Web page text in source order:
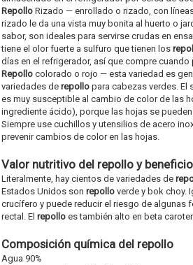
RepolloRizado — enrollado o rizado, con
rizado le da una vista muy bonita al huerto o
sabor, son ideales para servirse crudas en
tiene el olor fuerte a sulfuro que tienen los
días en el refrigerador, así que compre cuando
Repollocolorado o rojo — esta variedad es
variedades de repollopara cabezas verdes. El
es muy susceptible al cambio de color de las
ingrediente ácido), porque las hojas se
Siempre use cuchillos y utensilios de acero
prevenir cambios de color en las hojas.
Valor nutritivo del repollo y
Literalmente, hay cientos de variedades de
Estados Unidos son repolloverde y bok choy.
crucífero y puede reducir el riesgo de algunas
rectal. El repolloes también alto en beta
Composición química del repollo
Agua 90%